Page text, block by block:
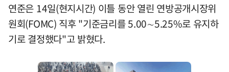
연준은 14일(현지시간) 이틀 동안 열린 연방공개시장위
원회(FOMC) 직후 "기준금리를 5.00∼5.25%로 유지하
기로 결정했다"고 밝혔다.